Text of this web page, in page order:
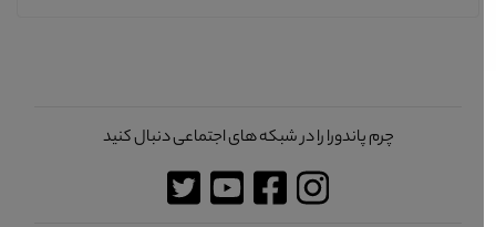
چرم پاندورا را در شبکه های اجتماعی دنبال کنید